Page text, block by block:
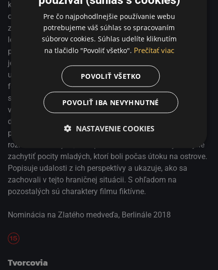
Popisuje udalosti z ich perspektívy a ukazuje, ako sa
zachovali v tejto hraničnej situácii. S ohľadom na
pozostalých sú charaktery filmu fiktívne. Nominácia na
Zlatého medveďa, Berlinále 2018
ktoré sa stali v tento tragický deň v r. 2011 na nórskom
ostrove, keď pravicový politický aktivista Andreas Breivik
zabil 77 ľudí - účastníkov letného pobytu účastníkov
letného pobytu mládežníckej organizácie Nórskej strany
práce. Táto masová vražda šokovala celý svet a tento film
je nakrútený na základe reálnych svedectiev. Film
uchováva princíp jednoty miesta a času, je nakrútený
formou akoby jedného záberu, ktorý sugestívnou kamerou
sleduje pohyb hlavnej aktérky – 18 ročnej Kaji a ďalších
vyplašených teenagerov, ktorí zo začiatku netušia , čo sa
deje, len počujú neprestávajúcu streľbu a v panike bežia a
pokúšajú sa ukryť. Scenár filmu je založený na
rozhovoroch s tými, ktorí prežili a snaží sa čo najvernejšie
zachytiť pocity mladých, ktorí boli počas útoku na ostrove.
Popisuje udalosti z ich perspektívy a ukazuje, ako sa
zachovali v tejto hraničnej situácii. S ohľadom na
pozostalých sú charaktery filmu fiktívne.
Nominácia na Zlatého medveďa, Berlinále 2018
Tvorcovia
Pre čo najpohodlnejšie používanie webu
potrebujeme váš súhlas so spracovaním
súborov cookies. Súhlas udelíte kliknutím
na tlačidlo "Povoliť všetko". Prečítať viac
POVOLIŤ VŠETKO
POVOLIŤ IBA NEVYHNUTNÉ
NASTAVENIE COOKIES